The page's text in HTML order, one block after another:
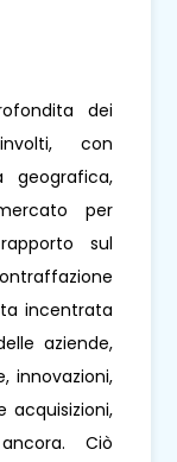
dei
con
geografica,
per
sul
incentrata
aziende,
innovazioni,
acquisizioni,
Ciò